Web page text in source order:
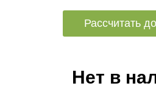
Рассчитать
Нет в